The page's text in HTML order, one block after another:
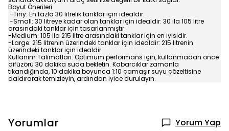
Boyut Önerileri:
-Tiny: En fazla 30 litrelik tanklar için idealdir.
-Small: 30 litreye kadar olan tanklar için idealdir: 30 ila 105 litre
arasındaki tanklar için tasarlanmıştır.
-Medium: 105 ila 215 litre arasındaki tanklar için en iyisidir.
-Large: 215 litrenin üzerindeki tanklar için idealdir: 215 litrenin
üzerindeki tanklar için idealdir.
Kullanım Talimatları: Optimum performans için, kullanmadan önce
difüzörü 30 dakika suda bekletin. Kabarcıklar zamanla
tıkandığında, 10 dakika boyunca 1:10 çamaşır suyu çözeltisine
daldırarak temizleyin, ardından iyice durulayın.
Yorumlar Yorum Yap